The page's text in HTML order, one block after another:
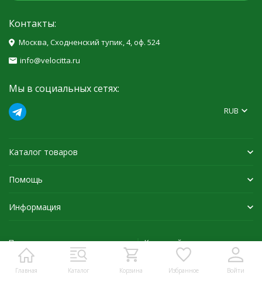
Главная Каталог Корзина Избранное Войти
Контакты:
Москва, Сходненский тупик, 4, оф. 524
info@velocitta.ru
Мы в социальных сетях:
RUB
Каталог товаров
Помощь
Информация
Политика персональных данных Карта сайта